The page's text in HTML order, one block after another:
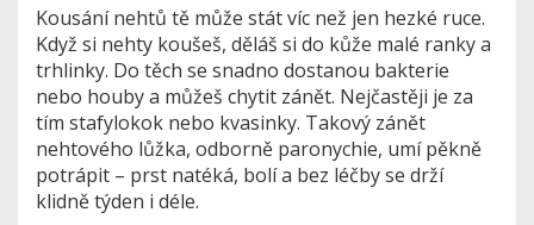
Kousání nehtů tě může stát víc než jen hezké ruce.
Když si nehty koušeš, děláš si do kůže malé ranky a
trhlinky. Do těch se snadno dostanou bakterie
nebo houby a můžeš chytit zánět. Nejčastěji je za
tím stafylokok nebo kvasinky. Takový zánět
nehtového lůžka, odborně paronychie, umí pěkně
potrápit – prst natéká, bolí a bez léčby se drží
klidně týden i déle.